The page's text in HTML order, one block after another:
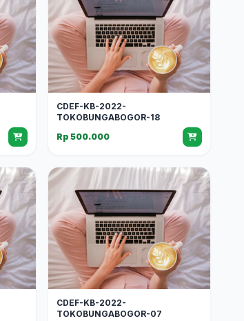
CDEF-KB-2022-
TOKOBUNGABOGOR-18
Rp 500.000
CDEF-KB-2022-
TOKOBUNGABOGOR-07